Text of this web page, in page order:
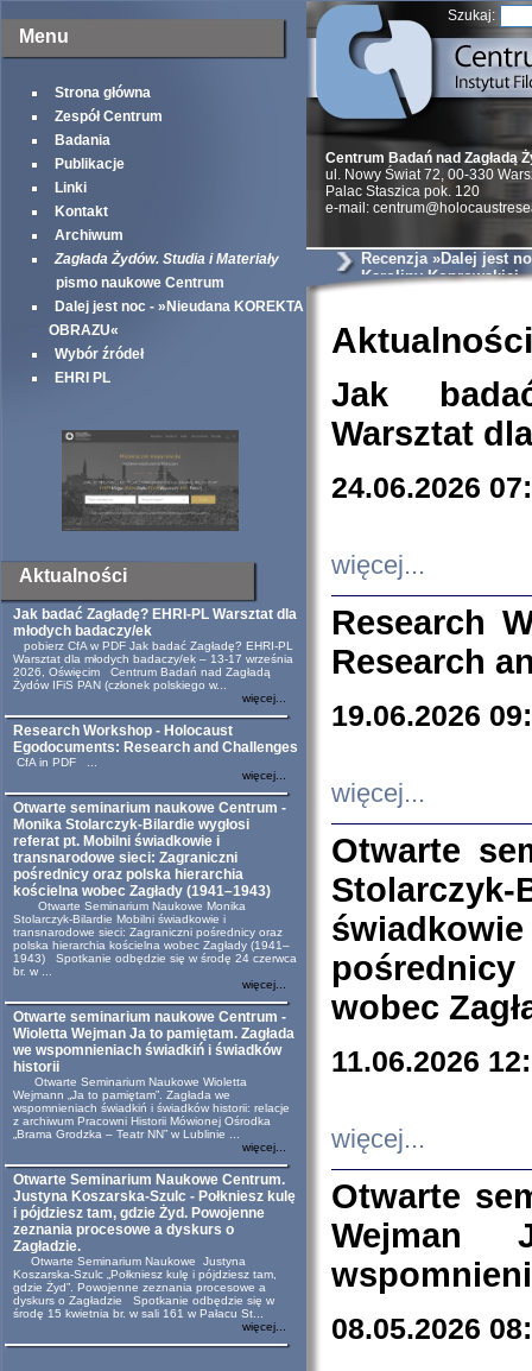
Menu
Strona główna
Zespół Centrum
Badania
Publikacje
Linki
Kontakt
Archiwum
Zagłada Żydów. Studia i Materiały
pismo naukowe Centrum
Dalej jest noc - »Nieudana KOREKTA
OBRAZU«
Wybór źródeł
EHRI PL
Aktualności
Jak badać Zagładę? EHRI-PL Warsztat dla
młodych badaczy/ek
pobierz CfA w PDF Jak badać Zagładę? EHRI-PL
Warsztat dla młodych badaczy/ek – 13-17 września
2026, Oświęcim Centrum Badań nad Zagładą
Żydów IFiS PAN (członek polskiego w...
więcej...
Research Workshop - Holocaust
Egodocuments: Research and Challenges
CfA in PDF ...
więcej...
Otwarte seminarium naukowe Centrum -
Monika Stolarczyk-Bilardie wygłosi
referat pt. Mobilni świadkowie i
transnarodowe sieci: Zagraniczni
pośrednicy oraz polska hierarchia
kościelna wobec Zagłady (1941–1943)
Otwarte Seminarium Naukowe Monika
Stolarczyk-Bilardie Mobilni świadkowie i
transnarodowe sieci: Zagraniczni pośrednicy oraz
polska hierarchia kościelna wobec Zagłady (1941–
1943) Spotkanie odbędzie się w środę 24 czerwca
br. w ...
więcej...
Otwarte seminarium naukowe Centrum -
Wioletta Wejman Ja to pamiętam. Zagłada
we wspomnieniach świadkiń i świadków
historii
Otwarte Seminarium Naukowe Wioletta
Wejmann „Ja to pamiętam”. Zagłada we
wspomnieniach świadkiń i świadków historii: relacje
z archiwum Pracowni Historii Mówionej Ośrodka
„Brama Grodzka – Teatr NN” w Lublinie ...
więcej...
Otwarte Seminarium Naukowe Centrum.
Justyna Koszarska-Szulc - Połkniesz kulę
i pójdziesz tam, gdzie Żyd. Powojenne
zeznania procesowe a dyskurs o
Zagładzie.
Otwarte Seminarium Naukowe Justyna
Koszarska-Szulc „Połkniesz kulę i pójdziesz tam,
gdzie Żyd”. Powojenne zeznania procesowe a
dyskurs o Zagładzie Spotkanie odbędzie się w
środę 15 kwietnia br. w sali 161 w Pałacu St...
więcej...
Szukaj:
Centrum Badań nad Zagładą
ul. Nowy Świat 72, 00-330
Palac Staszica pok. 120
e-mail:
Recenzja »Dalej jest
Karoliny Koprowskiej
Aktualności
Jak
Warsztat
24.06.2026
więcej...
Research
Research
19.06.2026
więcej...
Otwarte
wobec
11.06.2026
więcej...
Otwarte
Wejman
08.05.2026